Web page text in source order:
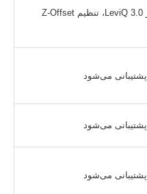
پشتیبانی می‌شود
پشتیبانی می‌شود
پشتیبانی می‌شود